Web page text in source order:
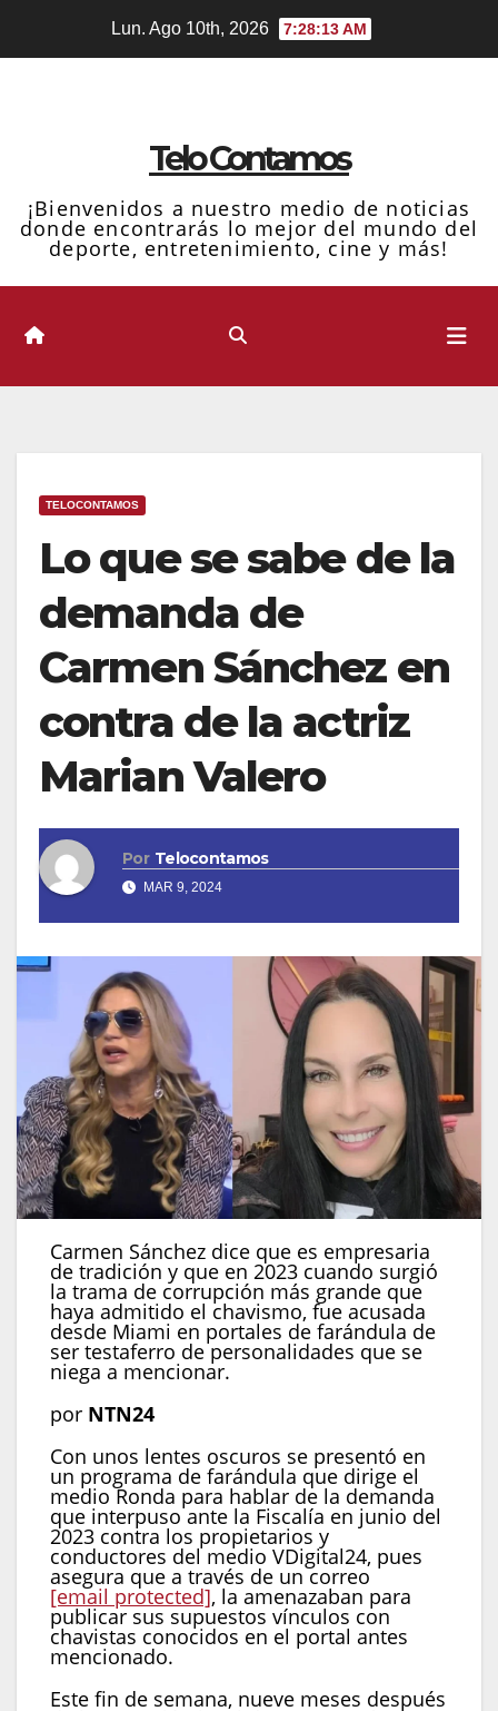
Lun. Ago 10th, 2026 7:28:14 AM
Telo Contamos
¡Bienvenidos a nuestro medio de noticias
donde encontrarás lo mejor del mundo del
deporte, entretenimiento, cine y más!
TELOCONTAMOS
Lo que se sabe de la
demanda de
Carmen Sánchez en
contra de la actriz
Marian Valero
Por Telocontamos
MAR 9, 2024
Carmen Sánchez dice que es empresaria
de tradición y que en 2023 cuando surgió
la trama de corrupción más grande que
haya admitido el chavismo, fue acusada
desde Miami en portales de farándula de
ser testaferro de personalidades que se
niega a mencionar.
por NTN24
Con unos lentes oscuros se presentó en
un programa de farándula que dirige el
medio Ronda para hablar de la demanda
que interpuso ante la Fiscalía en junio del
2023 contra los propietarios y
conductores del medio VDigital24, pues
asegura que a través de un correo
[email protected], la amenazaban para
publicar sus supuestos vínculos con
chavistas conocidos en el portal antes
mencionado.
Este fin de semana, nueve meses después